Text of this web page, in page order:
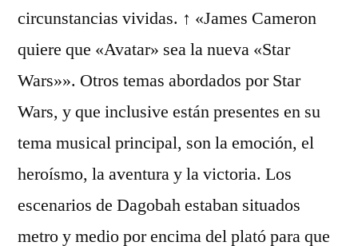
circunstancias vividas. ↑ «James Cameron
quiere que «Avatar» sea la nueva «Star
Wars»». Otros temas abordados por Star
Wars, y que inclusive están presentes en su
tema musical principal, son la emoción, el
heroísmo, la aventura y la victoria. Los
escenarios de Dagobah estaban situados
metro y medio por encima del plató para que